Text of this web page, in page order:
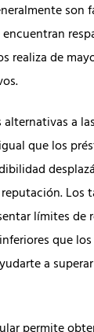
son
realiza de
alternativas a
que los
Los
límites de
que
a